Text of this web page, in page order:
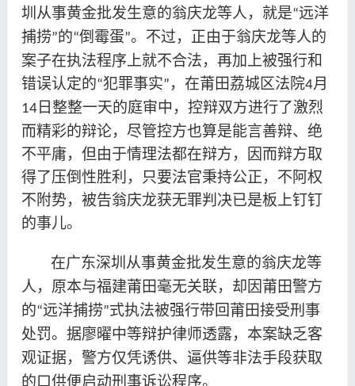
圳从事黄金批发生意的翁庆龙等人，就是“远洋
捕捞”的“倒霉蛋”。不过，正由于翁庆龙等人的
案子在执法程序上就不合法，再加上被强行和
错误认定的“犯罪事实” ，在莆田荔城区法院4月
14日整整一天的庭审中，控辩双方进行了激烈
而精彩的辩论，尽管控方也算是能言善辩、绝
不平庸，但由于情理法都在辩方，因而辩方取
得了压倒性胜利，只要法官秉持公正，不阿权
不附势，被告翁庆龙获无罪判决已是板上钉钉
的事儿。
在广东深圳从事黄金批发生意的翁庆龙等
人，原本与福建莆田毫无关联，却因莆田警方
的“远洋捕捞”式执法被强行带回莆田接受刑事
处罚。据廖曜中等辩护律师透露，本案缺乏客
观证据，警方仅凭诱供、逼供等非法手段获取
的口供便启动刑事诉讼程序。